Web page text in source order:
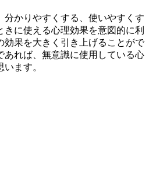
分かりやすくする、使いやすくす
きに使える心理効果を意図的に利
効果を大きく引き上げることがで
あれば、無意識に使用している心
ます。